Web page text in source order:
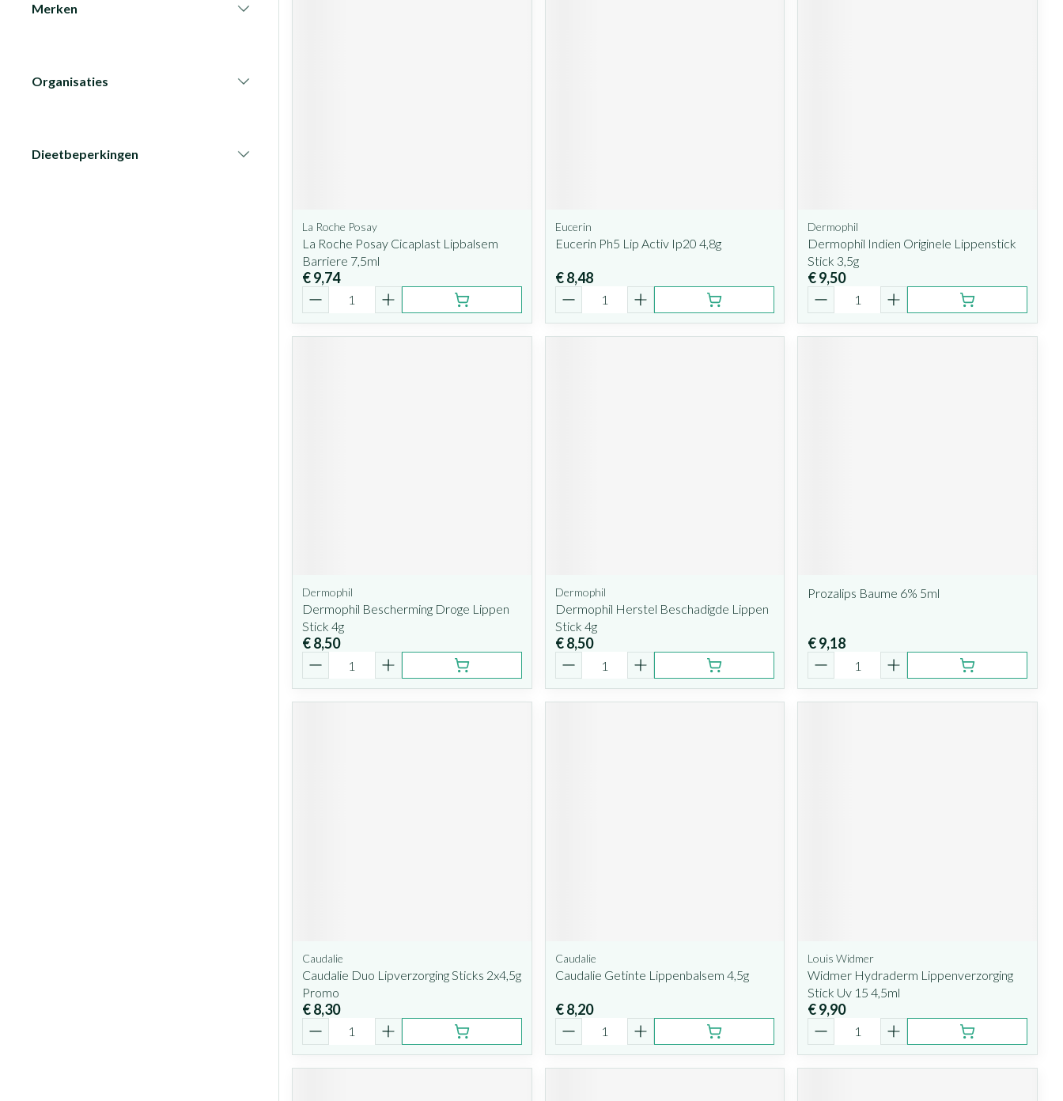
Merken
Organisaties
Dieetbeperkingen
La Roche Posay
La Roche Posay Cicaplast Lipbalsem
Barriere 7,5ml
€ 9,74
Eucerin
Eucerin Ph5 Lip Activ Ip20 4,8g
€ 8,48
Dermophil
Dermophil Indien Originele Lippenstick
Stick 3,5g
€ 9,50
Dermophil
Dermophil Bescherming Droge Lippen
Stick 4g
€ 8,50
Dermophil
Dermophil Herstel Beschadigde Lippen
Stick 4g
€ 8,50
Prozalips Baume 6% 5ml
€ 9,18
Caudalie
Caudalie Duo Lipverzorging Sticks 2x4,5g
Promo
€ 8,30
Caudalie
Caudalie Getinte Lippenbalsem 4,5g
€ 8,20
Louis Widmer
Widmer Hydraderm Lippenverzorging
Stick Uv 15 4,5ml
€ 9,90